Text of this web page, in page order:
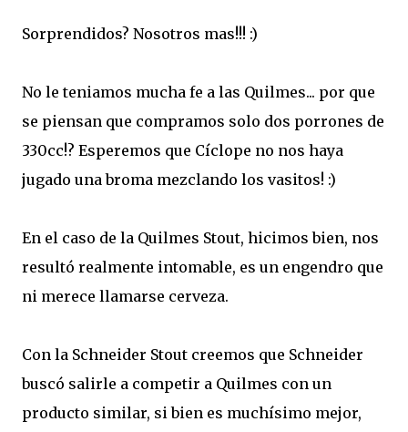
Sorprendidos? Nosotros mas!!! :)
No le teniamos mucha fe a las Quilmes... por que
se piensan que compramos solo dos porrones de
330cc!? Esperemos que Cíclope no nos haya
jugado una broma mezclando los vasitos! :)
En el caso de la Quilmes Stout, hicimos bien, nos
resultó realmente intomable, es un engendro que
ni merece llamarse cerveza.
Con la Schneider Stout creemos que Schneider
buscó salirle a competir a Quilmes con un
producto similar, si bien es muchísimo mejor,